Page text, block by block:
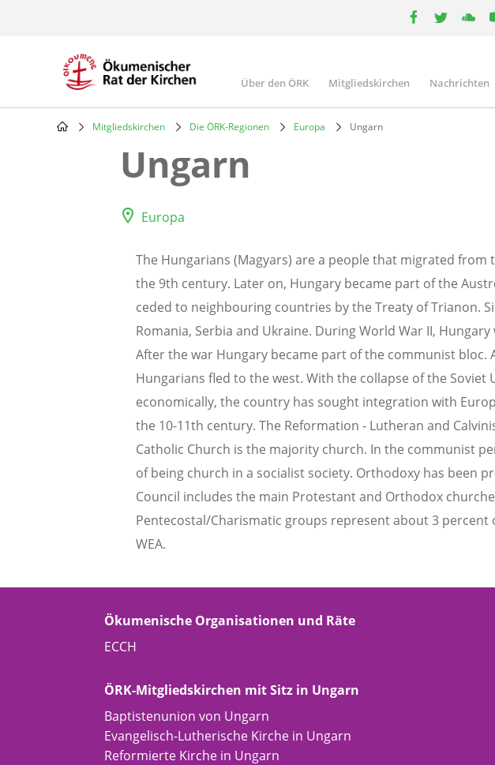
Main
navigation
Über den ÖRK Mitgliedskirchen Nachrichten
Breadcrumb
Mitgliedskirchen Die ÖRK-Regionen Europa Ungarn
Ungarn
Europa
The Hungarians (Magyars) are a people that migrated
the 9th century. Later on, Hungary became part of the
ceded to neighbouring countries by the Treaty of Trianon.
Romania, Serbia and Ukraine. During World War II,
After the war Hungary became part of the communist bloc.
Hungarians fled to the west. With the collapse of the
economically, the country has sought integration with
the 10-11th century. The Reformation - Lutheran and
Catholic Church is the majority church. In the communist
of being church in a socialist society. Orthodoxy has been
Council includes the main Protestant and Orthodox
Pentecostal/Charismatic groups represent about 3 percent
WEA.
Ökumenische Organisationen und Räte
ECCH
ÖRK-Mitgliedskirchen mit Sitz in Ungarn
Baptistenunion von Ungarn
Evangelisch-Lutherische Kirche in Ungarn
Reformierte Kirche in Ungarn